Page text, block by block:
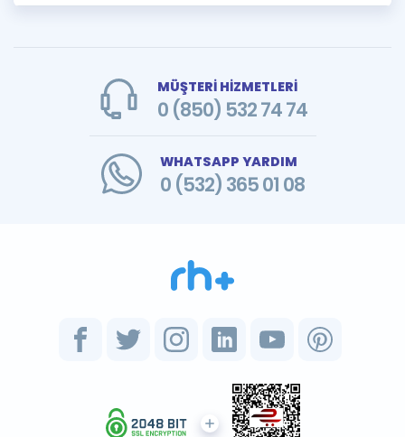
MÜŞTERİ HİZMETLERİ
0 (850) 532 74 74
WHATSAPP YARDIM
0 (532) 365 01 08